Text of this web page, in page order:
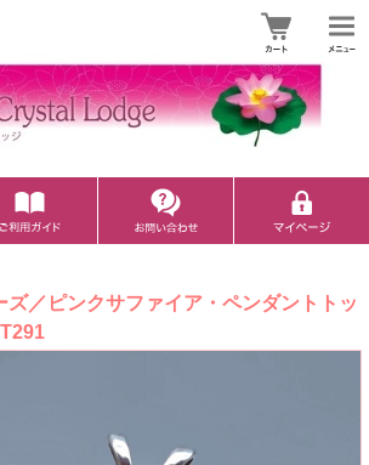
ズ／ピンクサファイア・ペンダントトッ